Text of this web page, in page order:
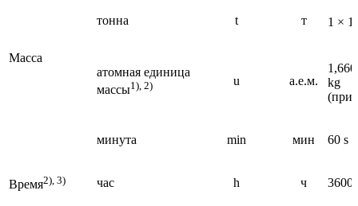
Масса
тонна t т 1 ×
атомная единица
массы1), 2) u а.е.м.
kg
Время2), 3)
минута min мин 60 s
час h ч 3600